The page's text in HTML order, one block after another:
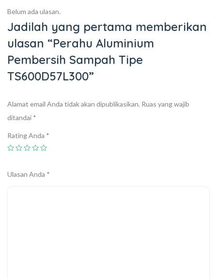
Belum ada ulasan.
Jadilah yang pertama memberikan
ulasan “Perahu Aluminium
Pembersih Sampah Tipe
TS600D57L300”
Alamat email Anda tidak akan dipublikasikan. Ruas yang wajib
ditandai *
Rating Anda *
Ulasan Anda *